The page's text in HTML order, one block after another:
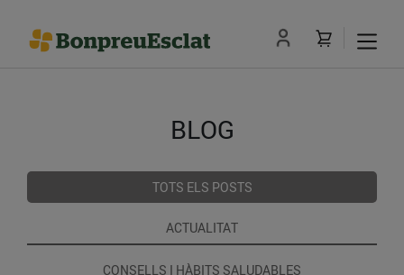
BLOG
TOTS ELS POSTS
ACTUALITAT
CONSELLS I HÀBITS SALUDABLES